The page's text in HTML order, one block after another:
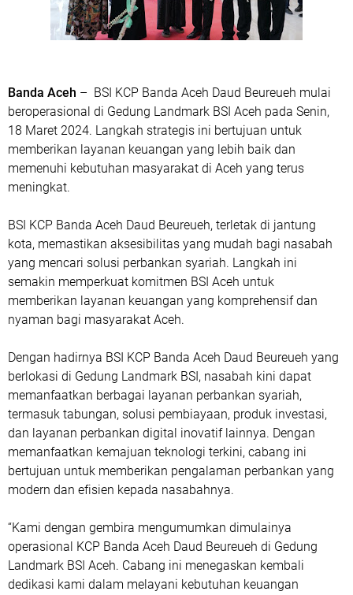
Banda Aceh – BSI KCP Banda Aceh Daud Beureueh mulai
beroperasional di Gedung Landmark BSI Aceh pada Senin,
18 Maret 2024. Langkah strategis ini bertujuan untuk
memberikan layanan keuangan yang lebih baik dan
memenuhi kebutuhan masyarakat di Aceh yang terus
meningkat.
BSI KCP Banda Aceh Daud Beureueh, terletak di jantung
kota, memastikan aksesibilitas yang mudah bagi nasabah
yang mencari solusi perbankan syariah. Langkah ini
semakin memperkuat komitmen BSI Aceh untuk
memberikan layanan keuangan yang komprehensif dan
nyaman bagi masyarakat Aceh.
Dengan hadirnya BSI KCP Banda Aceh Daud Beureueh yang
berlokasi di Gedung Landmark BSI, nasabah kini dapat
memanfaatkan berbagai layanan perbankan syariah,
termasuk tabungan, solusi pembiayaan, produk investasi,
dan layanan perbankan digital inovatif lainnya. Dengan
memanfaatkan kemajuan teknologi terkini, cabang ini
bertujuan untuk memberikan pengalaman perbankan yang
modern dan efisien kepada nasabahnya.
“Kami dengan gembira mengumumkan dimulainya
operasional KCP Banda Aceh Daud Beureueh di Gedung
Landmark BSI Aceh. Cabang ini menegaskan kembali
dedikasi kami dalam melayani kebutuhan keuangan